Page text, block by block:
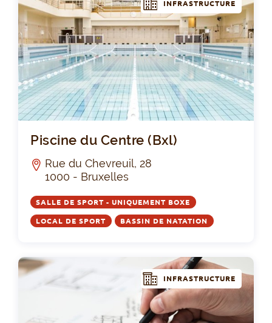
INFRASTRUCTURE
Piscine du Centre (Bxl)
Rue du Chevreuil, 28
1000 - Bruxelles
SALLE DE SPORT - UNIQUEMENT BOXE
LOCAL DE SPORT BASSIN DE NATATION
INFRASTRUCTURE